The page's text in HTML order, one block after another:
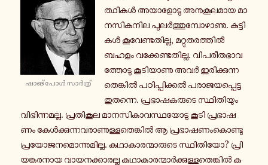
ഷാങ് പോൾ സാർ­ത്ര്
ത്ഥി­കൾ അ­യാ­ളോ­ടു അ­നു­കൂ­ല­മാ­യ മാ­
ന­സി­ക­നി­ല പു­ലർ­ത്തു­മ്പോ­ഴാ­ണു. കു­ട്ടി­
കൾ കൂ­വേ­ണ്ട­തി­ല്ല, മ­റ്റു­ത­ര­ത്തിൽ
ബഹളം വ­ക്കേ­ണ്ട­തി­ല്ല. വി­പ­രീ­ത­ഭാ­വ­
ത്തോ­ടു കൂ­ടി­യാ­ണു അവർ ഇ­രി­ക്കു­ന്ന­
തെ­ങ്കിൽ പ­ഠി­പ്പി­ക്കൽ പ­രാ­ജ­യ­പ്പെ­ട്ട­
തു­ത­ന്നെ. പ്ര­ഭാ­ഷ­ക­രു­ടെ സ്ഥി­തി­യും
വി­ഭി­ന്ന­മ­ല്ല. പ്ര­തി­കൂ­ല മാ­ന­സി­കാ­വ­സ്ഥ­യോ­ടു കൂടി പ്ര­ഭാ­ഷ­
ണം കേൾ­ക്കു­ന്ന­വ­രാ­ണു­ള്ള­തെ­ങ്കിൽ ആ പ്ര­ഭാ­ഷ­ണം­കൊ­ണ്ടു
പ്ര­യോ­ജ­ന­മൊ­ന്നു­മി­ല്ല. ക­ഥാ­കാ­ര­ന്മാ­രു­ടെ സ്ഥി­തി­യോ? പ്രി­
യ­ങ്ക­ര­നാ­യ വാ­യ­ന­ക്കാ­ര­ല്ല ക­ഥാ­കാ­ര­ന്മാർ­ക്കു­ള്ള­തെ­ങ്കിൽ ക­